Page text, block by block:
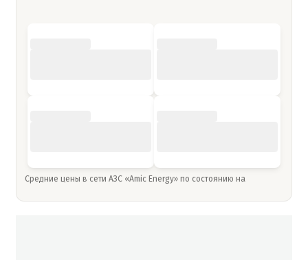
Средние цены в сети АЗС «Amic Energy» по состоянию на